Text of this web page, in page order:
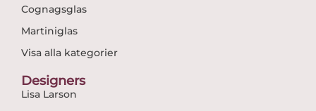
Cognagsglas
Martiniglas
Visa alla kategorier
Designers
Lisa Larson